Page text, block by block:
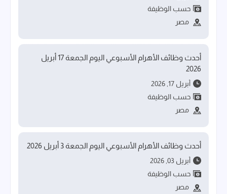
حسب الوظيفة
مصر
أحدث وظائف الأهرام الأسبوعي اليوم الجمعة 17 أبريل
2026
أبريل 17, 2026
حسب الوظيفة
مصر
أحدث وظائف الأهرام الأسبوعي اليوم الجمعة 3 أبريل 2026
أبريل 03, 2026
حسب الوظيفة
مصر